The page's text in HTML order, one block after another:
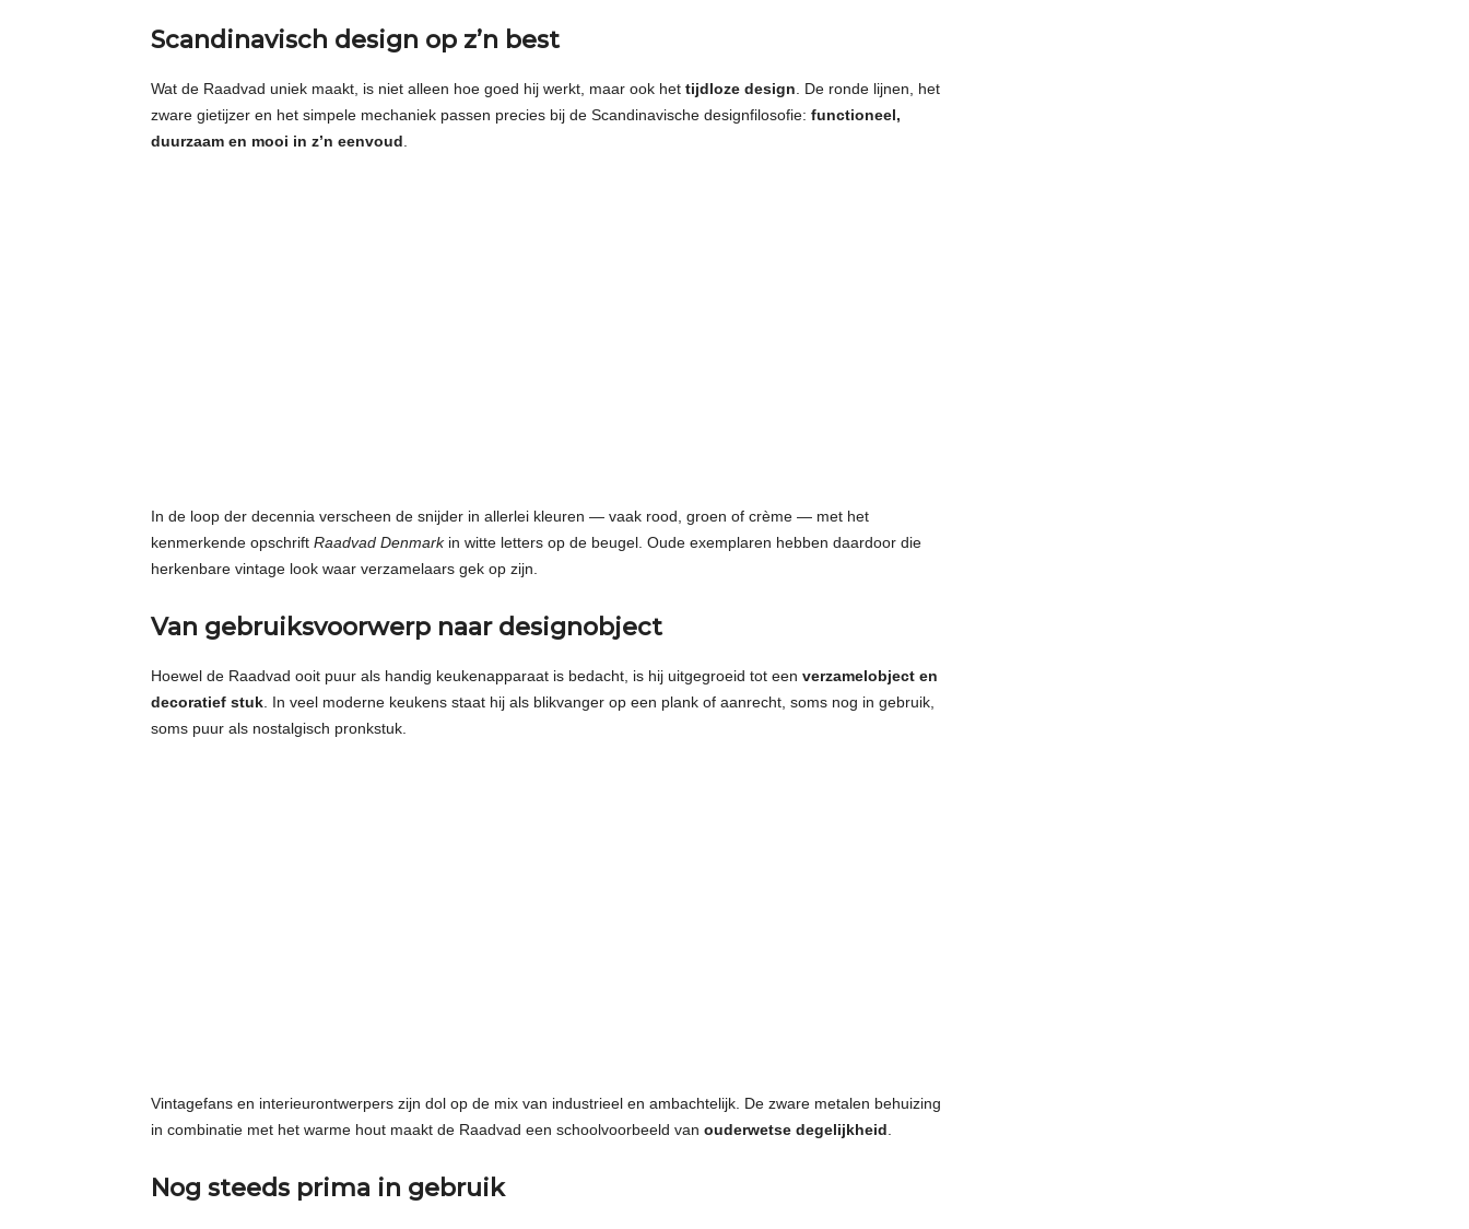
Scandinavisch design op z’n best
Wat de Raadvad uniek maakt, is niet alleen hoe goed hij werkt, maar ook het tijdloze design . De ronde lijnen, het
zware gietijzer en het simpele mechaniek passen precies bij de Scandinavische designfilosofie: functioneel,
duurzaam en mooi in z’n eenvoud
In de loop der decennia verscheen de snijder in allerlei kleuren — vaak rood, groen of crème — met het
kenmerkende opschrift Raadvad Denmarkin witte letters op de beugel. Oude exemplaren hebben daardoor die
herkenbare vintage look waar verzamelaars gek op zijn.
Van gebruiksvoorwerp naar designobject
Hoewel de Raadvad ooit puur als handig keukenapparaat is bedacht, is hij uitgegroeid tot een verzamelobject en
decoratief stuk. In veel moderne keukens staat hij als blikvanger op een plank of aanrecht, soms nog in gebruik,
soms puur als nostalgisch pronkstuk.
Vintagefans en interieurontwerpers zijn dol op de mix van industrieel en ambachtelijk. De zware metalen behuizing
in combinatie met het warme hout maakt de Raadvad een schoolvoorbeeld van ouderwetse degelijkheid
Nog steeds prima in gebruik